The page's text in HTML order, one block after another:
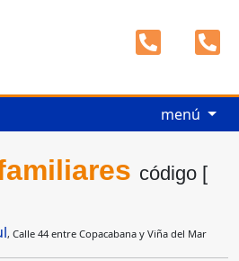
menú
código [
, Calle 44 entre Copacabana y Viña del Mar